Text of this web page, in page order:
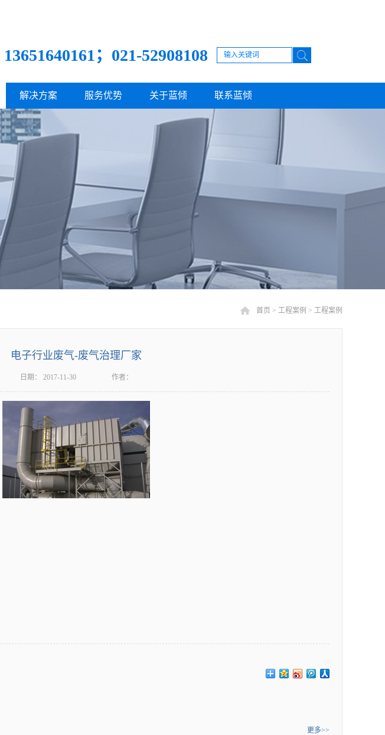
13651640161；021-52908108
解决方案 服务优势 关于蓝倾 联系蓝倾
首页 > 工程案例 > 工程案例
电子行业废气-废气治理厂家
日期： 2017-11-30 作者：
更多>>